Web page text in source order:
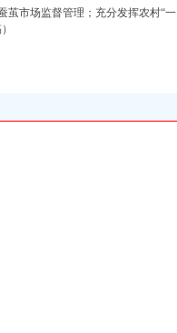
市场监督管理；充分发挥农村“一